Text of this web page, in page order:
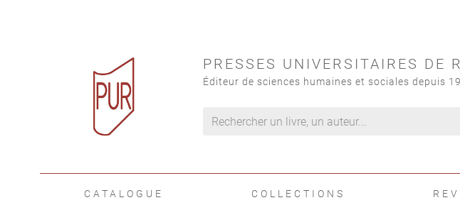
PRESSES UNIVERSITAIRES DE
Éditeur de sciences humaines et sociales depuis
CATALOGUE COLLECTIONS